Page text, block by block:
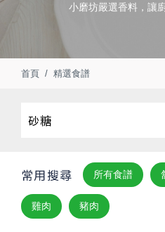
小磨坊嚴選香料，讓
首頁 精選食譜
常用搜尋 所有食譜
雞肉 豬肉